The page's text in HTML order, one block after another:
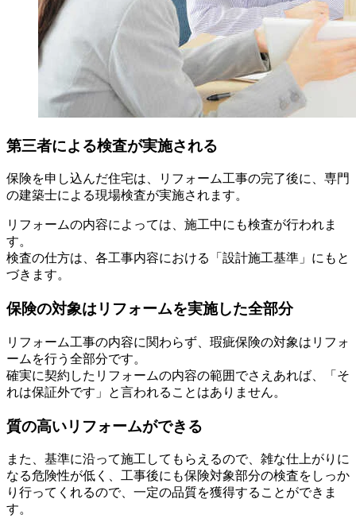
第三者による検査が実施される
保険を申し込んだ住宅は、リフォーム工事の完了後に、専門
の建築士による現場検査が実施されます。
リフォームの内容によっては、施工中にも検査が行われま
す。
検査の仕方は、各工事内容における「設計施工基準」にもと
づきます。
保険の対象はリフォームを実施した全部分
リフォーム工事の内容に関わらず、瑕疵保険の対象はリフォ
ームを行う全部分です。
確実に契約したリフォームの内容の範囲でさえあれば、「そ
れは保証外です」と言われることはありません。
質の高いリフォームができる
また、基準に沿って施工してもらえるので、雑な仕上がりに
なる危険性が低く、工事後にも保険対象部分の検査をしっか
り行ってくれるので、一定の品質を獲得することができま
す。